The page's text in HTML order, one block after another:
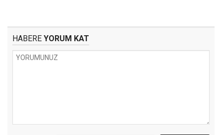
HABERE YORUM KAT